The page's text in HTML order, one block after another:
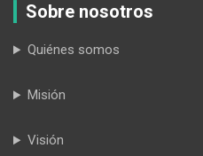
Sobre nosotros
Quiénes somos
Misión
Visión